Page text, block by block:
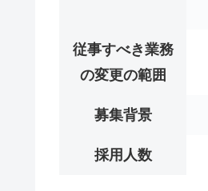
従事すべき業務
の変更の範囲
募集背景
採用人数